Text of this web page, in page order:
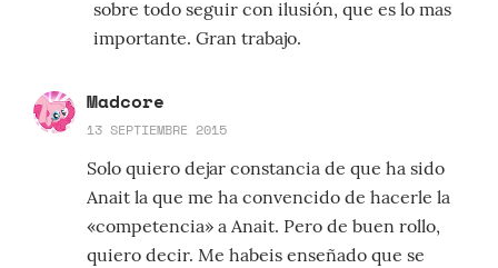
sobre todo seguir con ilusión, que es lo mas
importante. Gran trabajo.
Madcore
13 SEPTIEMBRE 2015
Solo quiero dejar constancia de que ha sido
Anait la que me ha convencido de hacerle la
«competencia» a Anait. Pero de buen rollo,
quiero decir. Me habeis enseñado que se